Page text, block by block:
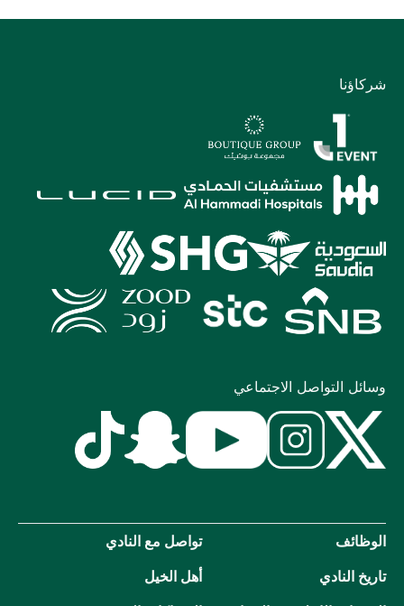
شركاؤنا
وسائل التواصل الاجتماعي
الوظائف
تواصل مع النادي
تاريخ النادي
أهل الخيل